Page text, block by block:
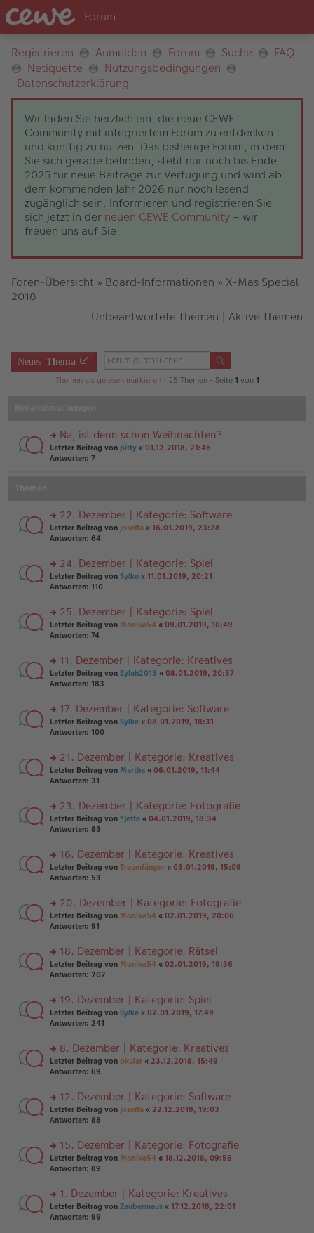
Registrieren Anmelden Forum Suche
FAQ
Netiquette
Nutzungsbedingungen
Datenschutzerklärung
Wir laden Sie herzlich ein, die neue CEWE
Community mit integriertem Forum zu entdecken
und künftig zu nutzen. Das bisherige Forum, in dem
Sie sich gerade befinden, steht nur noch bis Ende
2025 für neue Beiträge zur Verfügung und wird ab
dem kommenden Jahr 2026 nur noch lesend
zugänglich sein. Informieren und registrieren Sie
sich jetzt in der neuen CEWE Community – wir
freuen uns auf Sie!
Foren-Übersicht » Board-Informationen » X-Mas Special
2018
Unbeantwortete Themen | Aktive Themen
Neues Thema
Themen als gelesen markieren• 25 Themen • Seite 1 von 1
rs
te
es
e
n
B
ei
tr
Na, ist denn schon Weihnachten?
Letzter Beitrag von pitty « 01.12.2018, 21:46
Antworten: 7
rs
te
n
g
el
e
n
er
tr
a
g
22. Dezember | Kategorie: Software
Letzter Beitrag von Josefia « 16.01.2019, 23:28
Antworten: 64
rs
te
n
g
el
e
n
er
tr
a
g
24. Dezember | Kategorie: Spiel
Letzter Beitrag von Sylke « 11.01.2019, 20:21
Antworten: 110
rs
te
n
g
el
e
n
er
tr
a
g
25. Dezember | Kategorie: Spiel
Letzter Beitrag von Monika54 « 09.01.2019, 10:49
Antworten: 74
rs
te
n
g
el
e
n
er
tr
a
g
11. Dezember | Kategorie: Kreatives
Letzter Beitrag von Eylah2013 « 08.01.2019, 20:57
Antworten: 183
rs
te
n
g
el
e
n
er
tr
a
g
17. Dezember | Kategorie: Software
Letzter Beitrag von Sylke « 08.01.2019, 18:31
Antworten: 100
rs
te
n
g
el
e
n
er
tr
a
g
21. Dezember | Kategorie: Kreatives
Letzter Beitrag von Martha « 06.01.2019, 11:44
Antworten: 31
rs
te
n
g
el
e
n
er
tr
a
g
23. Dezember | Kategorie: Fotografie
Letzter Beitrag von *Jette « 04.01.2019, 18:34
Antworten: 83
rs
te
n
g
el
e
n
er
tr
a
g
16. Dezember | Kategorie: Kreatives
Letzter Beitrag von Traumfänger « 03.01.2019, 15:09
Antworten: 53
rs
te
n
g
el
e
n
er
tr
a
g
20. Dezember | Kategorie: Fotografie
Letzter Beitrag von Monika54 « 02.01.2019, 20:06
Antworten: 91
rs
te
n
g
el
e
n
er
tr
a
g
18. Dezember | Kategorie: Rätsel
Letzter Beitrag von Monika54 « 02.01.2019, 19:36
Antworten: 202
rs
te
n
g
el
e
n
er
tr
a
g
19. Dezember | Kategorie: Spiel
Letzter Beitrag von Sylke « 02.01.2019, 17:49
Antworten: 241
rs
te
n
g
el
e
n
er
tr
a
g
8. Dezember | Kategorie: Kreatives
Letzter Beitrag von okular « 23.12.2018, 15:49
Antworten: 69
rs
te
n
g
el
e
n
er
12. Dezember | Kategorie: Software
Letzter Beitrag von Josefia « 22.12.2018, 19:03
Antworten: 88
rs
te
n
g
el
15. Dezember | Kategorie: Fotografie
Letzter Beitrag von Monika54 « 18.12.2018, 09:56
Antworten: 89
rs
te
1. Dezember | Kategorie: Kreatives
Letzter Beitrag von Zaubermaus « 17.12.2018, 22:01
Antworten: 99